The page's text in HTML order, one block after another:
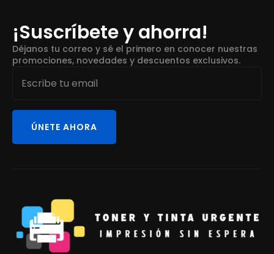
¡Suscríbete y ahorra!
Déjanos tu correo y sé el primero en conocer nuestras
promociones, novedades y descuentos exclusivos.
Email
ÚNETE AHORA